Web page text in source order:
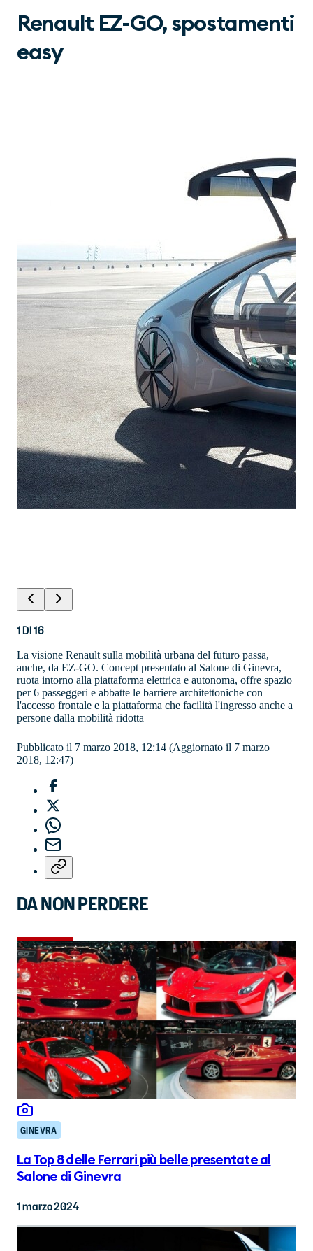
Renault EZ-GO, spostamenti
easy
1DI16
La visione Renault sulla mobilità urbana del futuro passa,
anche, da EZ-GO. Concept presentato al Salone di Ginevra,
ruota intorno alla piattaforma elettrica e autonoma, offre spazio
per 6 passeggeri e abbatte le barriere architettoniche con
l'accesso frontale e la piattaforma che facilità l'ingresso anche a
persone dalla mobilità ridotta
Pubblicato il 7 marzo 2018, 12:14 (Aggiornato il 7 marzo
2018, 12:47)
DA NON PERDERE
GINEVRA
La Top 8 delle Ferrari più belle presentate al
Salone di Ginevra
1 marzo 2024